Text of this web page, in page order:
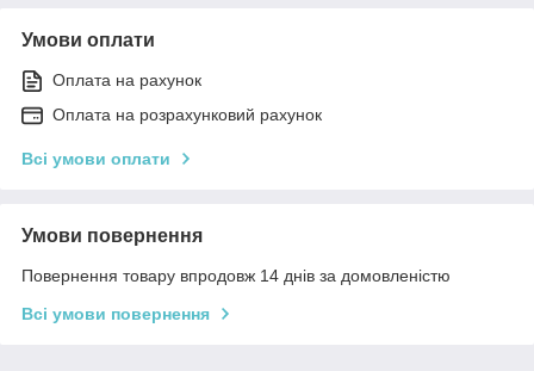
Умови оплати
Оплата на рахунок
Оплата на розрахунковий рахунок
Всі умови оплати
Умови повернення
Повернення товару впродовж 14 днів за домовленістю
Всі умови повернення